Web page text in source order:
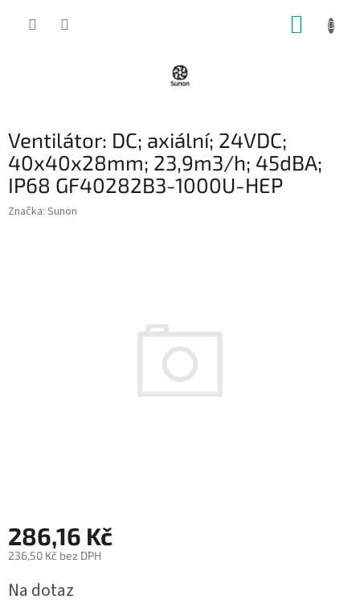
Ventilátor: DC; axiální; 24VDC;
40x40x28mm; 23,9m3/h; 45dBA;
IP68 GF40282B3-1000U-HEP
Značka: Sunon
286,16 Kč
236,50 Kč bez DPH
cena:
Na dotaz